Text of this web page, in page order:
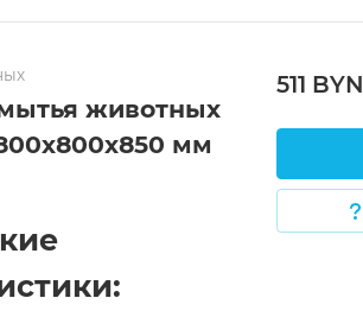
животных
мм
511 BYN